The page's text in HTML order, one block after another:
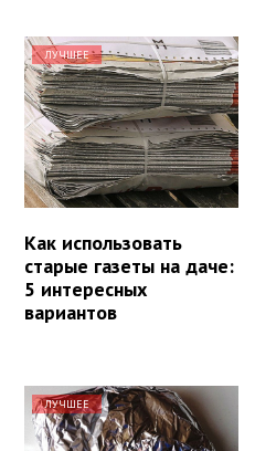
ЛУЧШЕЕ
Как использовать
старые газеты на даче:
5 интересных
вариантов
ЛУЧШЕЕ